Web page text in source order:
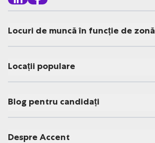
Locuri de muncă în funcție de zonă
Locații populare
Blog pentru candidați
Despre Accent